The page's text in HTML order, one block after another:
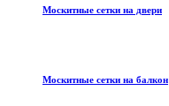
Москитные сетки на двери
Москитные сетки на балкон